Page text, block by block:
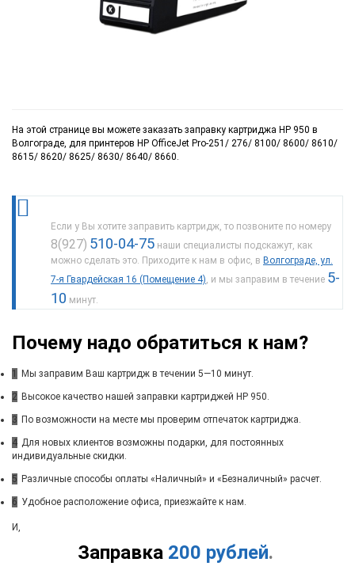
На этой странице вы можете заказать заправку картриджа HP 950 в
Волгограде, для принтеров HP OfficeJet Pro-251/ 276/ 8100/ 8600/ 8610/
8615/ 8620/ 8625/ 8630/ 8640/ 8660.
Если у Вы хотите заправить картридж, то позвоните по номеру
8(927) 510-04-75 наши специалисты подскажут, как
можно сделать это. Приходите к нам в офис, в Волгограде, ул.
7-я Гвардейская 16 (Помещение 4), и мы заправим в течение 5-
10 минут.
Почему надо обратиться к нам?
1 Мы заправим Ваш картридж в течении 5—10 минут.
2 Высокое качество нашей заправки картриджей HP 950.
3 По возможности на месте мы проверим отпечаток картриджа.
4 Для новых клиентов возможны подарки, для постоянных
индивидуальные скидки.
5 Различные способы оплаты «Наличный» и «Безналичный» расчет.
6 Удобное расположение офиса, приезжайте к нам.
Заправка 200 рублей.
И,